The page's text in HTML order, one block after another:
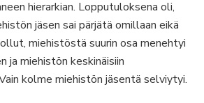
hierarkian. Lopputuloksena oli,
jäsen sai pärjätä omillaan eikä
miehistöstä suurin osa menehtyi
ja miehistön keskinäisiin
kolme miehistön jäsentä selviytyi.